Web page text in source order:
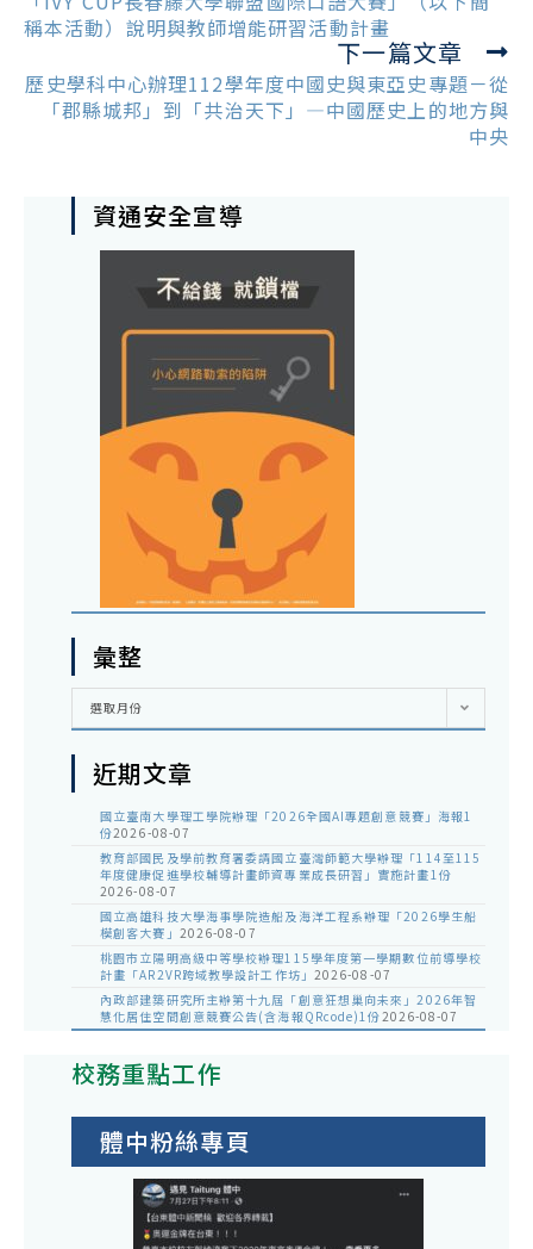
articles
稱本活動）說明與教師增能研習活動計畫
下一篇文章
歷史學科中心辦理112學年度中國史與東亞史專題－從
「郡縣城邦」到「共治天下」—中國歷史上的地方與
中央
資通安全宣導
彙整
彙
選取月份
近期文章
國立臺南大學理工學院辦理「2026全國AI專題創意競賽」海報1
份2026-08-07
教育部國民及學前教育署委請國立臺灣師範大學辦理「114至115
年度健康促進學校輔導計畫師資專業成長研習」實施計畫1份
2026-08-07
國立高雄科技大學海事學院造船及海洋工程系辦理「2026學生船
模創客大賽」 2026-08-07
桃園市立陽明高級中等學校辦理115學年度第一學期數位前導學校
計畫「AR2VR跨域教學設計工作坊」 2026-08-07
內政部建築研究所主辦第十九屆「創意狂想巢向未來」2026年智
慧化居住空間創意競賽公告(含海報QRcode)1份2026-08-07
校務重點工作
體中粉絲專頁